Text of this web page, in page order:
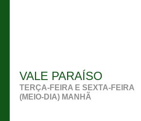
VALE PARAÍSO
TERÇA-FEIRA E SEXTA-FEIRA
(MEIO-DIA) MANHÃ